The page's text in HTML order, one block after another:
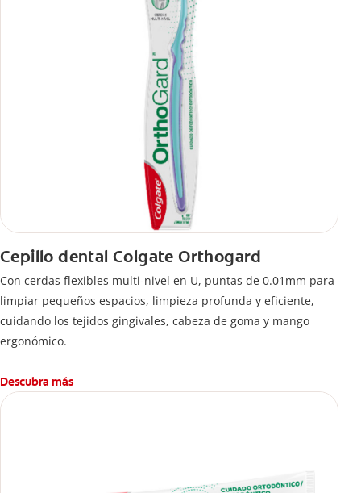
Cepillo dental Colgate Orthogard
Con cerdas flexibles multi-nivel en U, puntas de 0.01mm para
limpiar pequeños espacios, limpieza profunda y eficiente,
cuidando los tejidos gingivales, cabeza de goma y mango
ergonómico.
Descubra más